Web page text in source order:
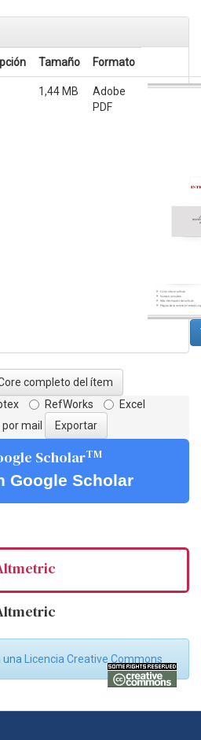
Tamaño Formato
1,44 MB
Adobe
PDF
completo del ítem
RefWorks
Excel
por mail
ScholarTM
Google Scholar
una Licencia Creative Commons